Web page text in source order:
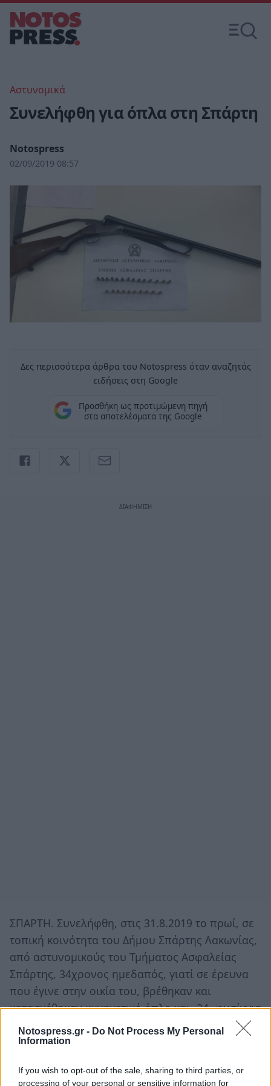
Notospress.gr - Do Not Process My Personal
Information
If you wish to opt-out of the sale, sharing to third parties, or
processing of your personal or sensitive information for
Αστυνομικά
Συνελήφθη για όπλα στη Σπάρτη
Notospress
02/09/2019 08:57
Δες περισσότερα άρθρα του Notospress όταν αναζητάς
ειδήσεις στη Google
Προσθήκη ως προτιμώμενη πηγή
στα αποτελέσματα της Google
ΣΠΑΡΤΗ. Συνελήφθη, στις 31.8.2019 το πρωί, σε
τοπική κοινότητα του Δήμου Σπάρτης Λακωνίας,
από αστυνομικούς του Τμήματος Ασφαλείας
Σπάρτης, 34χρονος ημεδαπός, γιατί σε έρευνα
που έγινε στην οικία του, βρέθηκαν και
κατασχέθηκαν κυνηγετικό όπλο και -24- φυσίγγια
πυροβόλου όπλου, τα οποία κατείχε παράνομα.